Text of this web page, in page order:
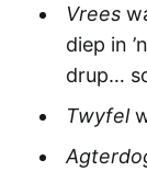
Vrees
diep in
drup…
Twyfel